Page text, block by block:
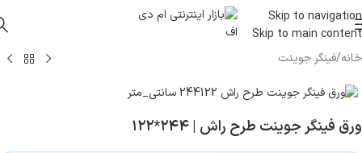
Skip to navigation
Skip to main content
خانه/فینگر‌ جوینت
ورق فینگر جوینت طرح راش | ۲۴۴*۱۲۲